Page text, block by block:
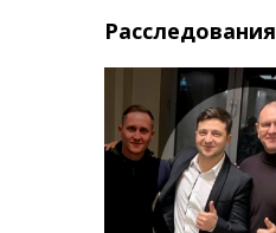
Расследования